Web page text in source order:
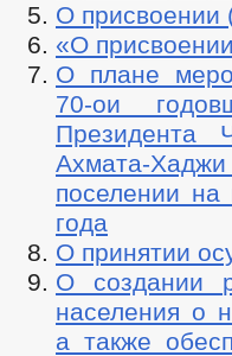
О присвоении
«О
О плане
70-ои
Президента
Ахмата-
поселении
года
О принятии
О создании
населения о
а также